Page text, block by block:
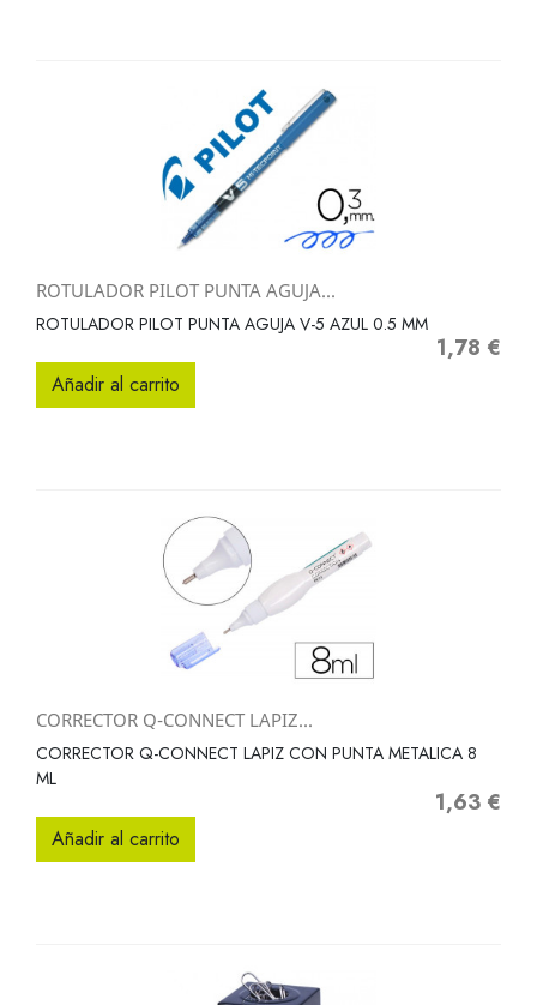
ROTULADOR PILOT PUNTA AGUJA...
ROTULADOR PILOT PUNTA AGUJA V-5 AZUL 0.5 MM
Precio
1,78 €
Añadir al carrito
CORRECTOR Q-CONNECT LAPIZ...
CORRECTOR Q-CONNECT LAPIZ CON PUNTA METALICA 8
ML
Precio
1,63 €
Añadir al carrito